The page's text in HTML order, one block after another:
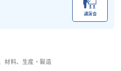
講演会
材料、生産・製造